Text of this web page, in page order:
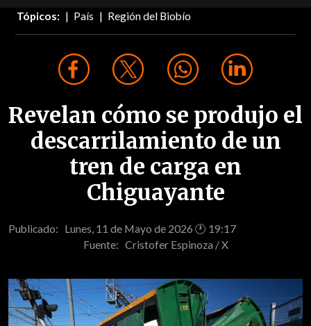
Tópicos: País Región del Biobío
Revelan cómo se produjo el
descarrilamiento de un
tren de carga en
Chiguayante
Publicado: Lunes, 11 de Mayo de 2026 🕐 19:17
Fuente: Cristofer Espinoza / X